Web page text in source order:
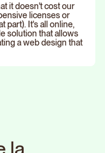
it doesn't cost our
licenses or
part). It's all online,
solution that allows
a web design that